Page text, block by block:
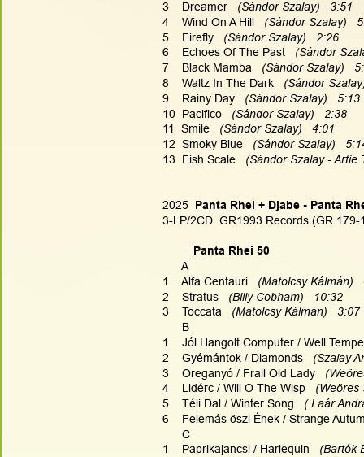
3    Dreamer
   (Sándor Szalay)   3:51
4    Wind On A Hill
(Sándor Szalay)
5    Firefly
   (Sándor Szalay)   2:26
6    Echoes Of The Past
(Sándor
7    Black Mamba
(Sándor Szalay)
8    Waltz In The Dark
(Sándor
9    Rainy Day
   (Sándor Szalay)   5:13
10  Pacifico
   (Sándor Szalay)   2:38
11  Smile
   (Sándor Szalay)   4:01
12  Smoky Blue
(Sándor Szalay)
13  Fish Scale
(Sándor Szalay -
2025
Panta Rhei + Djabe - Panta
3-LP/2CD  GR1993 Records (GR 179-
Panta Rhei 50
      A
1    Alfa Centauri
(Matolcsy Kálmán)
2    Stratus
(Billy Cobham)   10:32
3    Toccata
(Matolcsy Kálmán)   3:07
      B
1    Jól Hangolt Computer / Well
2    Gyémántok / Diamonds
(Szalay
3    Öreganyó / Frail Old Lady
4    Lidérc / Will O The Wisp
(Weöres
5    Téli Dal / Winter Song
( Laár
6    Felemás öszi Ének / Strange
      C
1    Paprikajancsi / Harlequin (Bartók